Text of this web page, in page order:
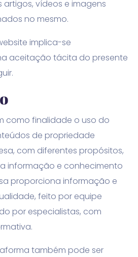
artigos, vídeos e imagens
no mesmo.
implica-se
aceitação tácita do presente
como finalidade o uso do
de propriedade
com diferentes propósitos,
informação e conhecimento
proporciona informação e
feito por equipe
por especialistas, com
também pode ser